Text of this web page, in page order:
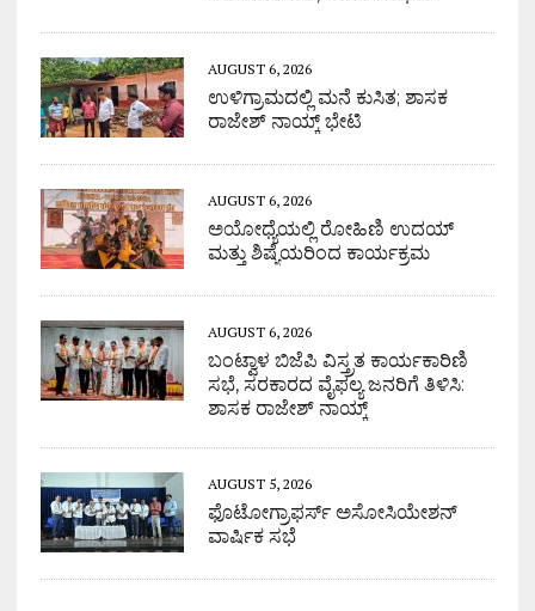
AUGUST 6, 2026
ಉಳಿಗ್ರಾಮದಲ್ಲಿ ಮನೆ ಕುಸಿತ; ಶಾಸಕ
ರಾಜೇಶ್ ನಾಯ್ಕ್ ಭೇಟಿ
AUGUST 6, 2026
ಅಯೋಧ್ಯೆಯಲ್ಲಿ ರೋಹಿಣಿ ಉದಯ್
ಮತ್ತು ಶಿಷ್ಯೆಯರಿಂದ ಕಾರ್ಯಕ್ರಮ
AUGUST 6, 2026
ಬಂಟ್ವಾಳ ಬಿಜೆಪಿ ವಿಸ್ತ್ರತ ಕಾರ್ಯಕಾರಿಣಿ
ಸಭೆ, ಸರಕಾರದ ವೈಫಲ್ಯ ಜನರಿಗೆ ತಿಳಿಸಿ:
ಶಾಸಕ ರಾಜೇಶ್ ನಾಯ್ಕ್
AUGUST 5, 2026
ಫೊಟೋಗ್ರಾಫರ್ಸ್ ಅಸೋಸಿಯೇಶನ್
ವಾರ್ಷಿಕ ಸಭೆ